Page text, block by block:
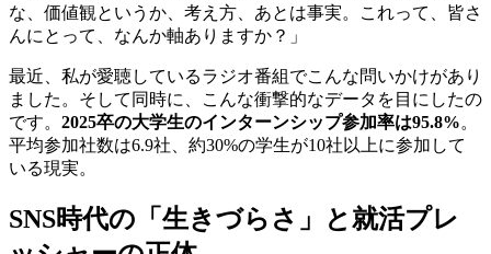
な、価値観というか、考え方、あとは事実。これって、皆さ
んにとって、なんか軸ありますか？」
最近、私が愛聴しているラジオ番組でこんな問いかけがあり
ました。そして同時に、こんな衝撃的なデータを目にしたの
です。 2025卒の大学生のインターンシップ参加率は95.8%。
平均参加社数は6.9社、約30%の学生が10社以上に参加して
いる現実。
SNS時代の「生きづらさ」と就活プレ